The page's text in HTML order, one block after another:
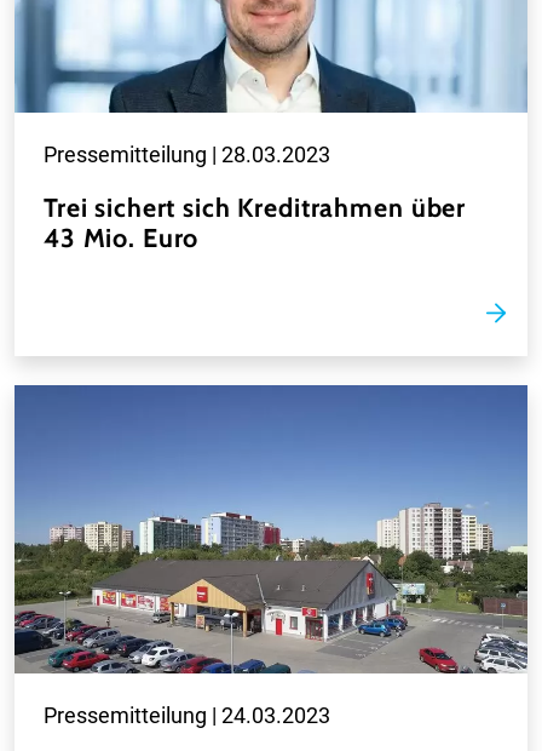
Pressemitteilung | 28.03.2023
Trei sichert sich Kreditrahmen über
43 Mio. Euro
Pressemitteilung | 24.03.2023